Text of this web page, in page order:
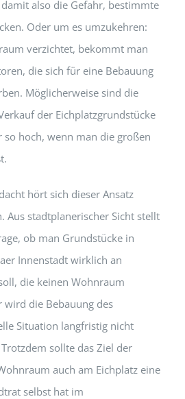
also die Gefahr, bestimmte
Oder um es umzukehren:
verzichtet, bekommt man
die sich für eine Bebauung
Möglicherweise sind die
der Eichplatzgrundstücke
hoch, wenn man die großen
hört sich dieser Ansatz
Aus stadtplanerischer Sicht stellt
ob man Grundstücke in
Innenstadt wirklich an
die keinen Wohnraum
wird die Bebauung des
Situation langfristig nicht
sollte das Ziel der
auch am Eichplatz eine
selbst hat im